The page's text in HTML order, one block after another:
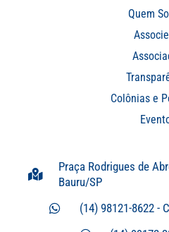
Quem
Colônias e
Praça Rodrigues de
Bauru/SP
(14) 98121-8622 -